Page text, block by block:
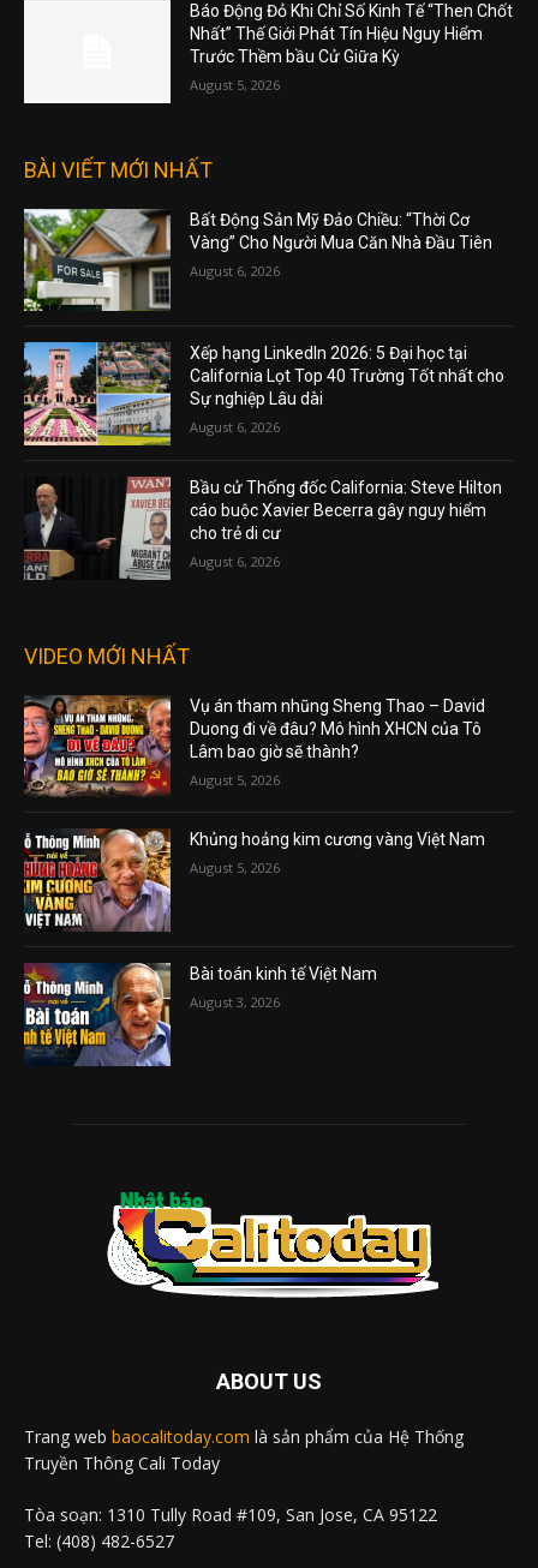
Báo Động Đỏ Khi Chỉ Số Kinh Tế “Then Chốt
Nhất” Thế Giới Phát Tín Hiệu Nguy Hiểm
Trước Thềm bầu Cử Giữa Kỳ
August 5, 2026
BÀI VIẾT MỚI NHẤT
Bất Động Sản Mỹ Đảo Chiều: “Thời Cơ
Vàng” Cho Người Mua Căn Nhà Đầu Tiên
August 6, 2026
Xếp hạng LinkedIn 2026: 5 Đại học tại
California Lọt Top 40 Trường Tốt nhất cho
Sự nghiệp Lâu dài
August 6, 2026
Bầu cử Thống đốc California: Steve Hilton
cáo buộc Xavier Becerra gây nguy hiểm
cho trẻ di cư
August 6, 2026
VIDEO MỚI NHẤT
Vụ án tham nhũng Sheng Thao – David
Duong đi về đâu? Mô hình XHCN của Tô
Lâm bao giờ sẽ thành?
August 5, 2026
Khủng hoảng kim cương vàng Việt Nam
August 5, 2026
Bài toán kinh tế Việt Nam
August 3, 2026
ABOUT US
Trang web baocalitoday.com là sản phẩm của Hệ Thống
Truyền Thông Cali Today
Tòa soạn: 1310 Tully Road #109, San Jose, CA 95122
Tel: (408) 482-6527